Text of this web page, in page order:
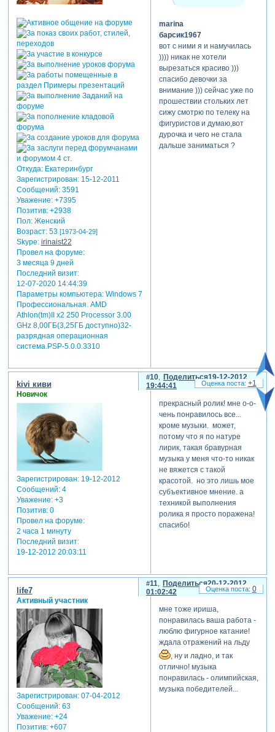
Откуда:Екатеринбург
Зарегистрирован: 15-12-2011
Сообщений:3591
Уважение: +7395
Позитив: +2938
Пол:Женский
Возраст:53 [1973-04-29]
Skype: irinaist22
Провел на форуме:
3 месяца 9 дней
Последний визит:
12-07-2020 14:44:39
Параметры компьютера:Windows 7
Профессиональная. AMD
Athlon(tm)II x2 250 Processor 3.00
GHz 8,00ГБ(3,25ГБ доступно)32-
разрядная операционная
система.PSP-5.0.0.3310
marina
барсик1967
вот с ними я и намучилась
)))) никак не хотели
вырезаться красиво )))
спасибо девочки за
внимание ))) сейчас уже по
прошествии стольких лет
сижу смотрю по телеку на
фигуристов и думаю,вот
дурочка и чего не стала
дальше заниматься ?
Поделиться
10
19-12-2012
19:44:41
kivi киви
Новичок
Зарегистрирован: 19-12-2012
Сообщений:4
Уважение: +3
Позитив: 0
Провел на форуме:
2 часа 1 минуту
Последний визит:
19-12-2012 20:03:11
прекрасный ролик! мне о-о-
чень понравилось все...
кроме музыки. может,
потому что я по натуре
лирик, такая бравурная
музыка у меня что-то никак
не вяжется с такой
красотой. но это лишь мое
субъективное мнение. а
техникой выполнения
ролика я просто поражена!
спасибо!
+1
Поделиться
11
20-12-2012
01:02:42
life7
Активный участник
Зарегистрирован: 07-04-2012
Сообщений:63
Уважение: +24
Позитив: +607
мне тоже ириша,
понравилась ваша работа -
люблю фигурное катание!
ждала отражений на льду
, ну и ладно, и так
отлично! музыка
понравилась - олимпийская,
музыка победителей...
0